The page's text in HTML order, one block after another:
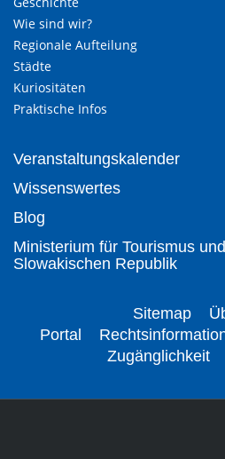
Wie sind wir?
Regionale Aufteilung
Städte
Kuriositäten
Praktische Infos
Veranstaltungskalender
Wissenswertes
Blog
Ministerium für Tourismus
Slowakischen Republik
Sitemap
Portal
Zugänglichkeit